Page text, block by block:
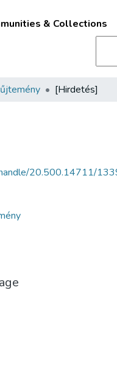
& Collections
[Hirdetés]
20.500.14711/